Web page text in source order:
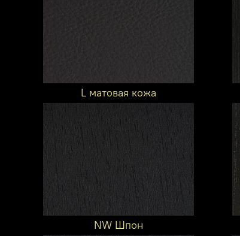
L матовая кожа
NW Шпон